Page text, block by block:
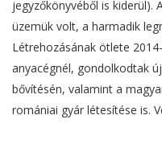
jegyzőkönyvéből is kiderül).
üzemük volt, a harmadik
Létrehozásának ötlete
anyacégnél, gondolkodtak
bővítésén, valamint a
romániai gyár létesítése is.